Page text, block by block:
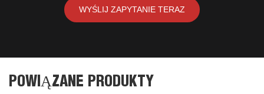
WYŚLIJ ZAPYTANIE TERAZ
POWIĄZANE PRODUKTY